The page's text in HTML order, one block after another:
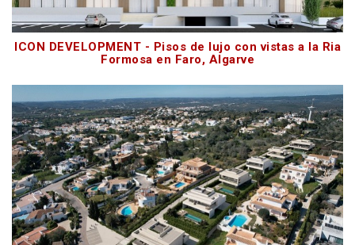
ICON DEVELOPMENT - Pisos de lujo con vistas a la Ria
Formosa en Faro, Algarve